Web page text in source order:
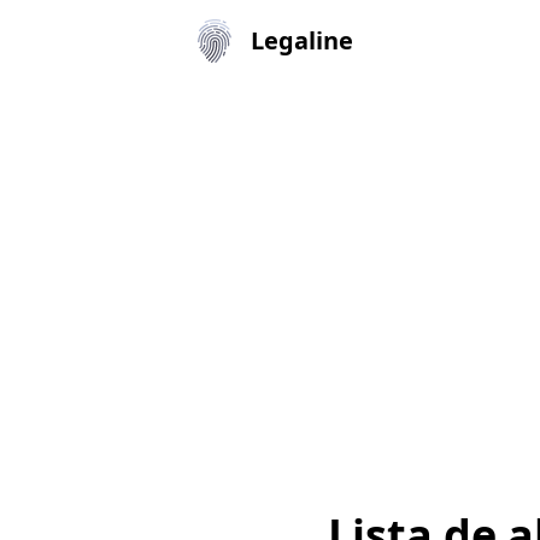
Legaline